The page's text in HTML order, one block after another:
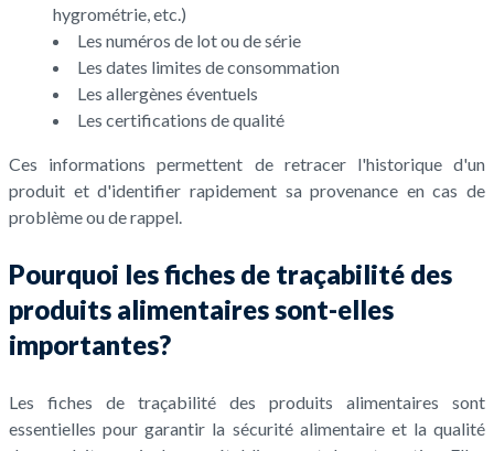
hygrométrie, etc.)
Les numéros de lot ou de série
Les dates limites de consommation
Les allergènes éventuels
Les certifications de qualité
Ces informations permettent de retracer l'historique d'un
produit et d'identifier rapidement sa provenance en cas de
problème ou de rappel.
Pourquoi les fiches de traçabilité des
produits alimentaires sont-elles
importantes?
Les fiches de traçabilité des produits alimentaires sont
essentielles pour garantir la sécurité alimentaire et la qualité